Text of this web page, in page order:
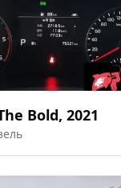
Bold, 2021